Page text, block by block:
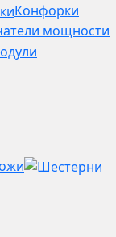
Конфорки
мощности